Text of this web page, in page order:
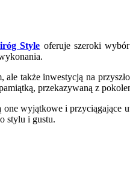
Style oferuje szeroki
także inwestycją na
przekazywaną z
wyjątkowe i przyciągające
stylu i gustu.